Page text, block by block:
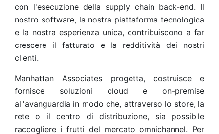
con l'esecuzione della supply chain back-end. Il
nostro software, la nostra piattaforma tecnologica
e la nostra esperienza unica, contribuiscono a far
crescere il fatturato e la redditività dei nostri
clienti.
Manhattan Associates progetta, costruisce e
fornisce soluzioni cloud e on-premise
all'avanguardia in modo che, attraverso lo store, la
rete o il centro di distribuzione, sia possibile
raccogliere i frutti del mercato omnichannel. Per